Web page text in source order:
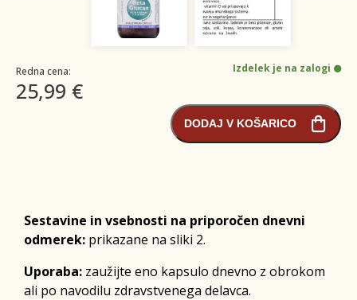
Redna cena:
25,99 €
Izdelek je na zalogi
DODAJ V KOŠARICO
Sestavine in vsebnosti na priporočen dnevni
odmerek: prikazane na sliki 2.
Uporaba: zaužijte eno kapsulo dnevno z obrokom
ali po navodilu zdravstvenega delavca.